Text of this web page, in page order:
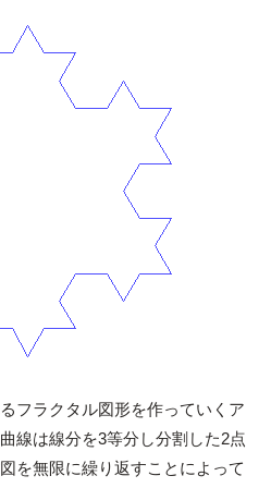
フラクタル図形を作っていくア
線は線分を3等分し分割した2点
を無限に繰り返すことによって